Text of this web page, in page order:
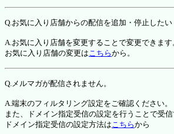
Q.お気に入り店舗からの配信を追加・停止したい
A.お気に入り店舗を変更することで変更できます
お気に入り店舗の変更はこちらから。
Q.メルマガが配信されません。
A.端末のフィルタリング設定をご確認ください。
また、ドメイン指定受信の設定を行うことで受信
ドメイン指定受信の設定方法はこちらから